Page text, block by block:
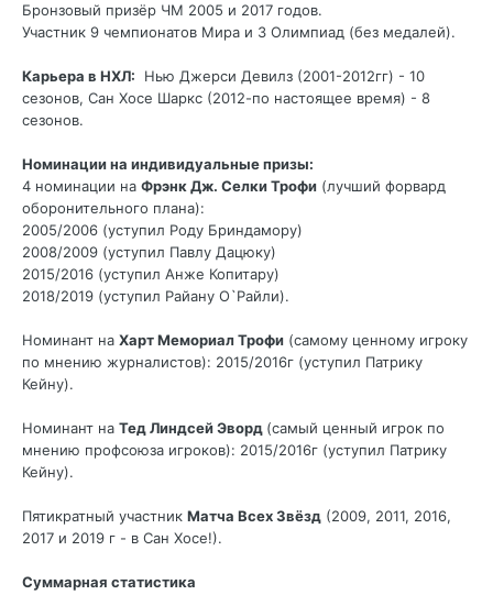
Бронзовый призёр ЧМ 2005 и 2017 годов.
Участник 9 чемпионатов Мира и 3 Олимпиад (без медалей).
Карьера в НХЛ: Нью Джерси Девилз (2001-2012гг) - 10
сезонов, Сан Хосе Шаркс (2012-по настоящее время) - 8
сезонов.
Номинации на индивидуальные призы:
4 номинации на Фрэнк Дж. Селки Трофи (лучший форвард
оборонительного плана):
2005/2006 (уступил Роду Бриндамору)
2008/2009 (уступил Павлу Дацюку)
2015/2016 (уступил Анже Копитару)
2018/2019 (уступил Райану О`Райли).
Номинант на Харт Мемориал Трофи (самому ценному игроку
по мнению журналистов): 2015/2016г (уступил Патрику
Кейну).
Номинант на Тед Линдсей Эворд (самый ценный игрок по
мнению профсоюза игроков): 2015/2016г (уступил Патрику
Кейну).
Пятикратный участник Матча Всех Звёзд (2009, 2011, 2016,
2017 и 2019 г - в Сан Хосе!).
Суммарная статистика